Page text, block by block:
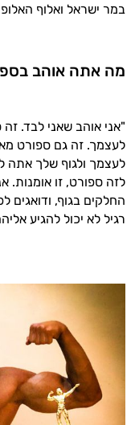
במר ישראל ואלוף האלופים
מה אתה אוהב
"אני אוהב שאני לבד.
לעצמך. זה גם ספורט
לעצמך ולגוף שלך אתה
לזה ספורט, זו אומנות.
החלקים בגוף, ודואגים
רגיל לא יכול להגיע